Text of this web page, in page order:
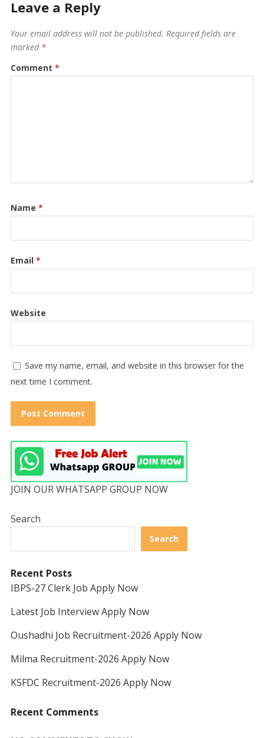
Leave a Reply
Your email address will not be published. Required fields are
marked *
Comment *
Name *
Email *
Website
Save my name, email, and website in this browser for the
next time I comment.
JOIN OUR WHATSAPP GROUP NOW
Search
Search
Recent Posts
IBPS-27 Clerk Job Apply Now
Latest Job Interview Apply Now
Oushadhi Job Recruitment-2026 Apply Now
Milma Recruitment-2026 Apply Now
KSFDC Recruitment-2026 Apply Now
Recent Comments